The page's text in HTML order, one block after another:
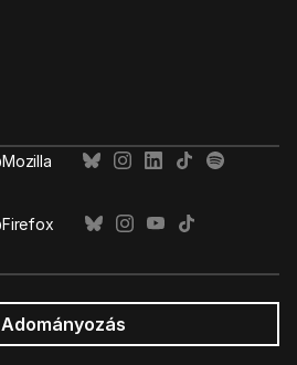
Adományozás